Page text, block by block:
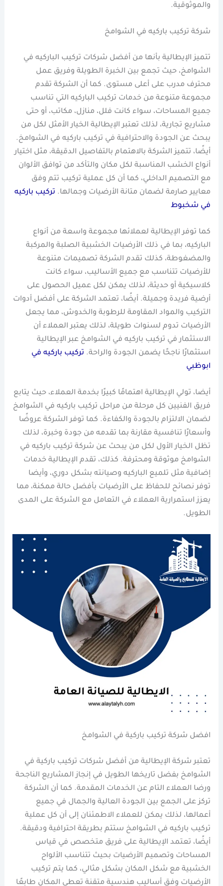
والموثوقية.
شركة تركيب باركيه في الشوامخ
تتميز الإيطالية بأنها من أفضل شركات تركيب الباركيه في
الشوامخ، حيث تجمع بين الخبرة الطويلة وفريق عمل
محترف مدرب على أعلى مستوى. كما أن الشركة تقدم
مجموعة متنوعة من خدمات تركيب الباركيه التي تناسب
جميع المساحات، سواء كانت فلل، منازل، مكاتب، أو حتى
مشاريع تجارية، لذلك تعتبر الإيطالية الخيار الأمثل لكل من
يبحث عن الجودة والاحترافية في تركيب باركيه في الشوامخ.
أيضًا، تتميز الشركة بالاهتمام بالتفاصيل الدقيقة، مثل اختيار
أنواع الخشب المناسبة لكل مكان والتأكد من توافق الألوان
مع التصميم الداخلي، كما أن كل عملية تركيب تتم وفق
معايير صارمة لضمان متانة الأرضيات وجمالها. تركيب باركيه
في شخبوط
كما توفر الإيطالية لعملائها مجموعة واسعة من أنواع
الباركيه، بما في ذلك الأرضيات الخشبية الصلبة والمركبة
والمضغوطة، كذلك تقدم الشركة تصميمات متنوعة
للأرضيات تتناسب مع جميع الأساليب، سواء كانت
كلاسيكية أو حديثة، لذلك يمكن لكل عميل الحصول على
أرضية فريدة وجميلة. أيضًا، تعتمد الشركة على أفضل أدوات
التركيب والمواد المقاومة للرطوبة والخدوش، مما يجعل
الأرضيات تدوم لسنوات طويلة، لذلك يعتبر العملاء أن
الاستثمار في تركيب باركيه في الشوامخ عبر الإيطالية
استثمارًا ناجحًا يضمن الجودة والراحة. تركيب باركيه في
ابوظبي
أيضا، تولي الإيطالية اهتمامًا كبيرًا بخدمة العملاء، حيث يتابع
فريق الفنيين كل مرحلة من مراحل تركيب باركيه في الشوامخ
لضمان الالتزام بالجودة والكفاءة. كما توفر الشركة عروضًا
وأسعارًا تنافسية مقارنة بما تقدمه من جودة وخبرة، لذلك
تظل الخيار الأول لكل من يبحث عن شركة تركيب باركيه في
الشوامخ موثوقة ومحترفة. كذلك، تقدم الإيطالية خدمات
إضافية مثل تلميع الباركيه وصيانته بشكل دوري، وأيضا
توفر نصائح للحفاظ على الأرضيات بأفضل حالة ممكنة، مما
يعزز استمرارية العملاء في التعامل مع الشركة على المدى
الطويل.
افضل شركة تركيب باركية في الشوامخ
تعتبر شركة الإيطالية من أفضل شركات تركيب باركية في
الشوامخ بفضل تاريخها الطويل في إنجاز المشاريع الناجحة
ورضا العملاء التام عن الخدمات المقدمة. كما أن الشركة
تركز على الجمع بين الجودة العالية والجمال في جميع
أعمالها، لذلك يمكن للعملاء الاطمئنان إلى أن كل عملية
تركيب باركيه في الشوامخ ستتم بطريقة احترافية ودقيقة.
أيضًا، تعتمد الإيطالية على فريق متخصص في قياس
المساحات وتصميم الأرضيات بحيث تتناسب الألواح
الخشبية مع شكل المكان بشكل مثالي، كما يتم تركيب
الأرضيات وفق أساليب هندسية متقنة تعطي المكان طابعًا